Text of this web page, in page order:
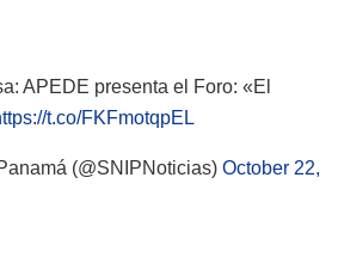
APEDE presenta el Foro: «El
t.co/FKFmotqpEL
(@SNIPNoticias) October 22,